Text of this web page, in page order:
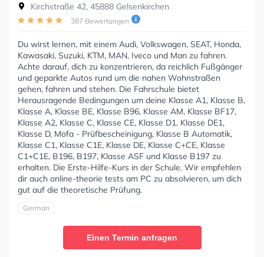
Kirchstraße 42, 45888 Gelsenkirchen
387 Bewertungen
Du wirst lernen, mit einem Audi, Volkswagen, SEAT, Honda,
Kawasaki, Suzuki, KTM, MAN, Iveco und Man zu fahren.
Achte darauf, dich zu konzentrieren, da reichlich Fußgänger
und geparkte Autos rund um die nahen Wohnstraßen
gehen, fahren und stehen. Die Fahrschule bietet
Herausragende Bedingungen um deine Klasse A1, Klasse B,
Klasse A, Klasse BE, Klasse B96, Klasse AM, Klasse BF17,
Klasse A2, Klasse C, Klasse CE, Klasse D1, Klasse DE1,
Klasse D, Mofa - Prüfbescheinigung, Klasse B Automatik,
Klasse C1, Klasse C1E, Klasse DE, Klasse C+CE, Klasse
C1+C1E, B196, B197, Klasse ASF und Klasse B197 zu
erhalten. Die Erste-Hilfe-Kurs in der Schule. Wir empfehlen
dir auch online-theorie tests am PC zu absolvieren, um dich
gut auf die theoretische Prüfung.
German
Einen Termin anfragen